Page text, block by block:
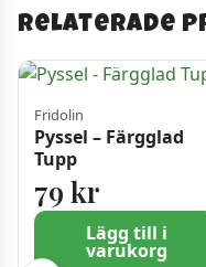
Relaterade
Fridolin
Pyssel – Färgglad
Tupp
79 kr
Lägg till i
varukorg